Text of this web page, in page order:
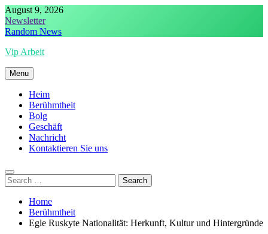
Skip
to
content
August 9, 2026
Newsletter
Random News
Vip Arbeit
Menu
Heim
Berühmtheit
Bolg
Geschäft
Nachricht
Kontaktieren Sie uns
Search
for:
Home
Berühmtheit
Egle Ruskyte Nationalität: Herkunft, Kultur und Hintergründe